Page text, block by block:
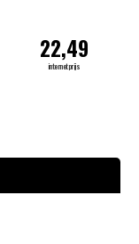
22,49
internetprijs